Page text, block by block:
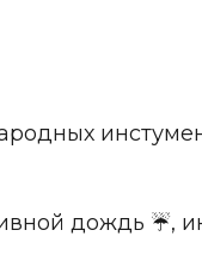
дождь ☔,